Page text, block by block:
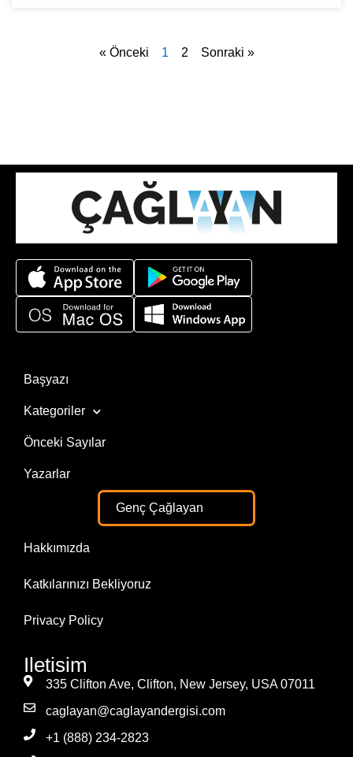
« Önceki 1 2 Sonraki »
Başyazı
Kategoriler
Önceki Sayılar
Yazarlar
Genç Çağlayan
Hakkımızda
Katkılarınızı Bekliyoruz
Privacy Policy
Iletisim
335 Clifton Ave, Clifton, New Jersey, USA 07011
caglayan@caglayandergisi.com
+1 (888) 234-2823